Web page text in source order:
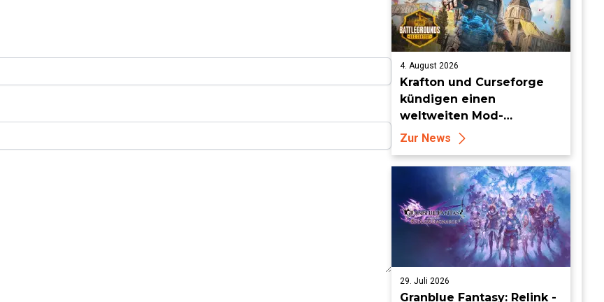
4. August 2026
Krafton und Curseforge
kündigen einen
weltweiten Mod-
Wettbewerb mit einem
Preisgeld von 95.000 US-
Dollar an
Zur News
29. Juli 2026
Granblue Fantasy: Relink -